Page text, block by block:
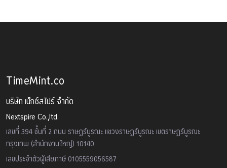
TimeMint.co
บริษัท เน็กซ์สไปร์ จำกัด
Nextspire Co.,ltd.
เลขที่ 394 ชั้นที่ 2 ถนน ราษฏร์บูรณะ แขวงราษฏร์บูรณะ เขตราษฏร์บูรณะ
กรุงเทพ (สำนักงานใหญ่) 10140
เลขประจำตัวผู้เสียภาษี 0105559056587